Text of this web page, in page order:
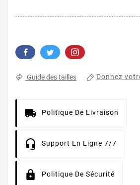
Guide des tailles Donnez
Politique De Livraison
Support En Ligne 7/7
Politique De Sécurité